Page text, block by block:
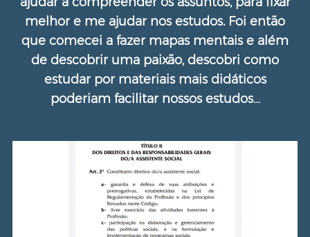
melhor e me ajudar nos estudos. Foi então
que comecei a fazer mapas mentais e além
de descobrir uma paixão, descobri como
estudar por materiais mais didáticos
poderiam facilitar nossos estudos…